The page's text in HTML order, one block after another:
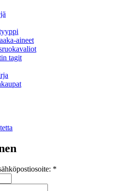
aineet
tagit
*